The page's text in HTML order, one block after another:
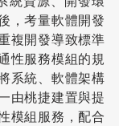
，考量軟體開發
複開發導致標準
性服務模組的規
系統、軟體架構
由桃捷建置與提
模組服務，配合